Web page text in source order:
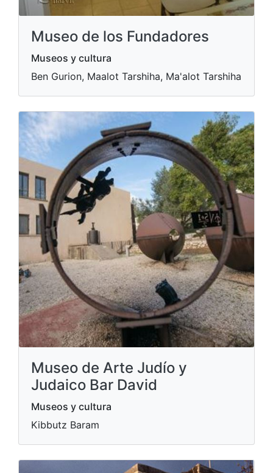
Museo de los Fundadores
Museos y cultura
Ben Gurion, Maalot Tarshiha, Ma'alot Tarshiha
Museo de Arte Judío y
Judaico Bar David
Museos y cultura
Kibbutz Baram